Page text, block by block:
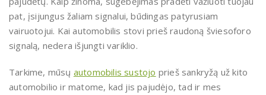
pat, įsijungus žaliam signalui, būdingas patyrusiam
vairuotojui. Kai automobilis stovi prieš raudoną šviesoforo
signalą, nedera išjungti variklio.
Tarkime, mūsų automobilis sustojo prieš sankryžą už kito
automobilio ir matome, kad jis pajudėjo, tad ir mes